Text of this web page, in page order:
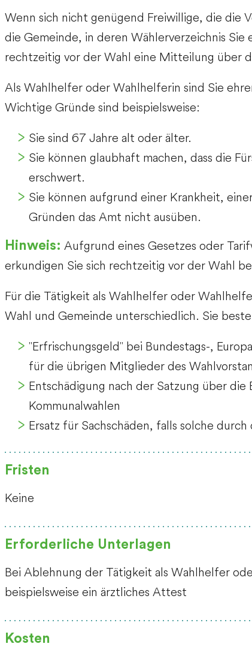
Wenn sich nicht genügend Freiwillige, die die
die Gemeinde, in deren Wählerverzeichnis
rechtzeitig vor der Wahl eine Mitteilung über
Als Wahlhelfer oder Wahlhelferin sind Sie
Wichtige Gründe sind beispielsweise:
Sie sind 67 Jahre alt oder älter.
Sie können glaubhaft machen, dass die
erschwert.
Sie können aufgrund einer Krankheit,
Gründen das Amt nicht ausüben.
Hinweis: Aufgrund eines Gesetzes oder
erkundigen Sie sich rechtzeitig vor der Wahl
Für die Tätigkeit als Wahlhelfer oder
Wahl und Gemeinde unterschiedlich. Sie
"Erfrischungsgeld" bei Bundestags-,
für die übrigen Mitglieder des
Entschädigung nach der Satzung über
Kommunalwahlen
Ersatz für Sachschäden, falls solche
Fristen
Keine
Erforderliche Unterlagen
Bei Ablehnung der Tätigkeit als Wahlhelfer
beispielsweise ein ärztliches Attest
Kosten